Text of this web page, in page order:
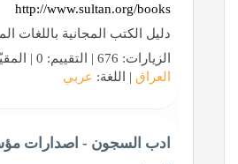
http://www.sultan.org/books
دليل الكتب المجانية باللغات
الزيارات: 676 | التقييم: 0 | المقيّمين: 0 | الدولة:
العراق | اللغة: عربي
ادب السجون - اصدارات